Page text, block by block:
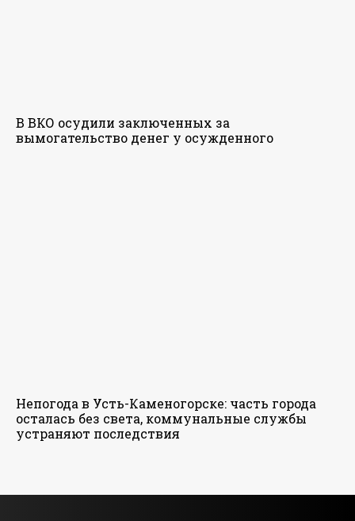
В ВКО осудили заключенных за
вымогательство денег у осужденного
Непогода в Усть-Каменогорске: часть города
осталась без света, коммунальные службы
устраняют последствия